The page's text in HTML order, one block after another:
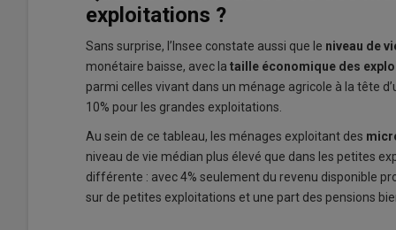
exploitations ?
Sans surprise, l’Insee constate aussi que le niveau de
monétaire baisse, avec la taille économique des
parmi celles vivant dans un ménage agricole à la tête
10% pour les grandes exploitations.
Au sein de ce tableau, les ménages exploitant des
niveau de vie médian plus élevé que dans les petites
différente : avec 4% seulement du revenu disponible
sur de petites exploitations et une part des pensions